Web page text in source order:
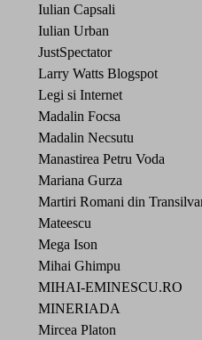
Iulian Capsali
Iulian Urban
JustSpectator
Larry Watts Blogspot
Legi si Internet
Madalin Focsa
Madalin Necsutu
Manastirea Petru Voda
Mariana Gurza
Martiri Romani din
Mateescu
Mega Ison
Mihai Ghimpu
MIHAI-EMINESCU.RO
MINERIADA
Mircea Platon